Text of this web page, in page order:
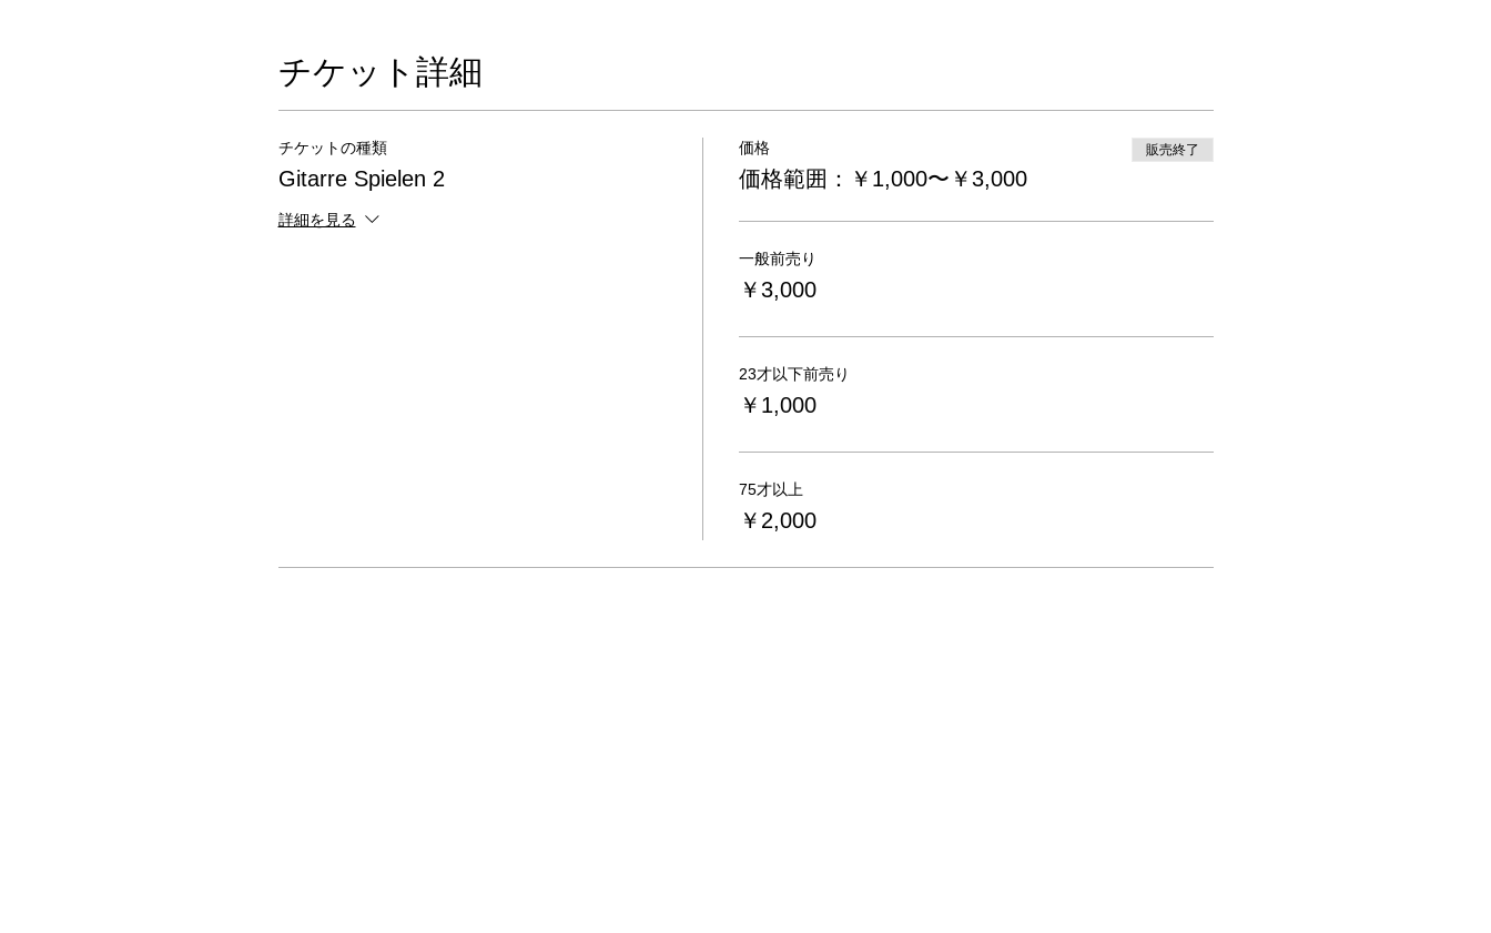
チケット詳細
チケットの種類
Gitarre Spielen 2
詳細を見る
価格
価格範囲：￥1,000〜￥3,000
販売終了
一般前売り
￥3,000
23才以下前売り
￥1,000
75才以上
￥2,000